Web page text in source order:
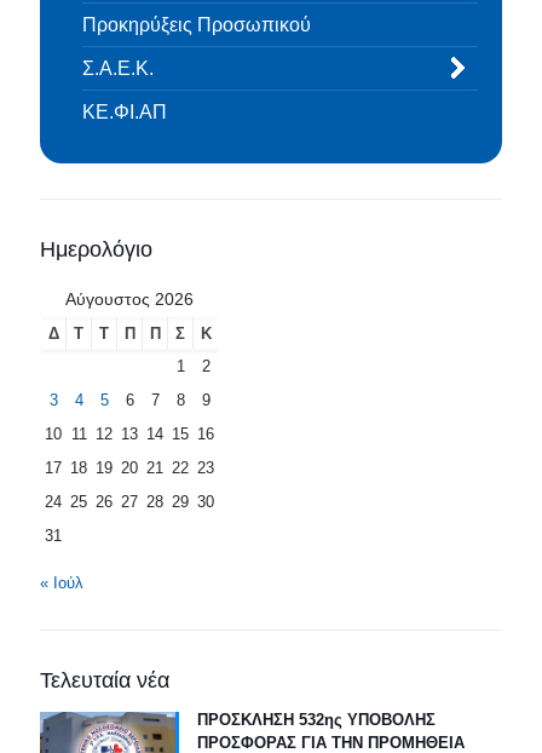
Προκηρύξεις Προσωπικού
Σ.Α.Ε.Κ.
ΚΕ.ΦΙ.ΑΠ
Ημερολόγιο
Αύγουστος 2026
Δ Τ Τ Π Π Σ
Κ
1
2
3
4 5 6 7 8
9
10 11 12 13 14 15 16
17 18 19 20 21 22 23
24 25 26 27 28 29 30
31
« Ιούλ
Τελευταία νέα
ΠΡΟΣΚΛΗΣΗ 532ης ΥΠΟΒΟΛΗΣ
ΠΡΟΣΦΟΡΑΣ ΓΙΑ ΤΗΝ ΠΡΟΜΗΘΕΙΑ